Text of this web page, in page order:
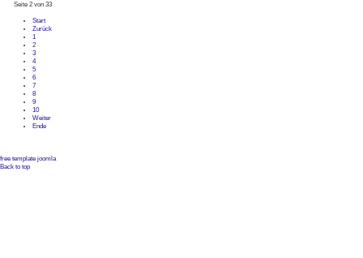
Seite 2 von 33
Start
Zurück
1
2
3
4
5
6
7
8
9
10
Weiter
Ende
free template joomla
Back to top